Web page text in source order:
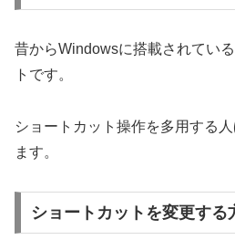
昔からWindowsに搭載されてい
トです。
ショートカット操作を多用する
ます。
ショートカットを変更する